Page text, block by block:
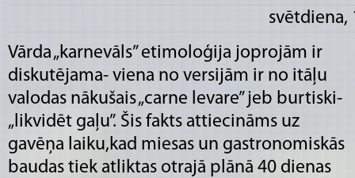
svētdiena,
Vārda „karnevāls” etimoloģija joprojām ir
diskutējama- viena no versijām ir no itāļu
valodas nākušais „carne levare” jeb burtiski-
„likvidēt gaļu”. Šis fakts attiecināms uz
gavēņa laiku,kad miesas un gastronomiskās
baudas tiek atliktas otrajā plānā 40 dienas